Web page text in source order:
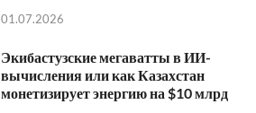
01.07.2026
Экибастузские мегаватты в ИИ-
вычисления или как Казахстан
монетизирует энергию на $10 млрд